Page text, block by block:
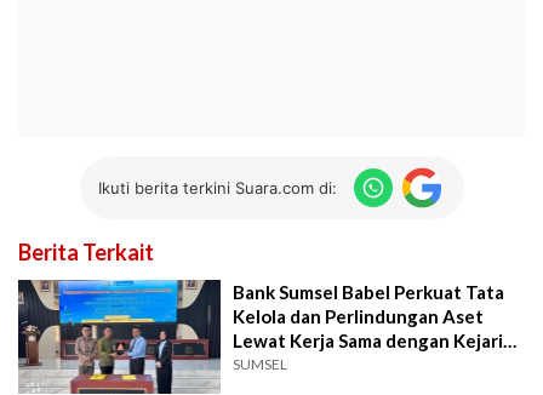
Ikuti berita terkini Suara.com di:
Berita Terkait
Bank Sumsel Babel Perkuat Tata
Kelola dan Perlindungan Aset
Lewat Kerja Sama dengan Kejari
PALI
SUMSEL